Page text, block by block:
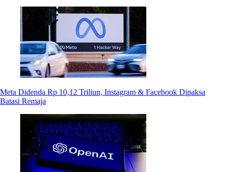
Meta Didenda Rp 10,12 Triliun, Instagram & Facebook Dipaksa
Batasi Remaja